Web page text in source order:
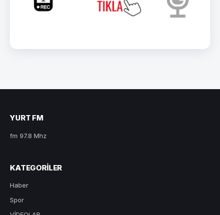
YURT FM
fm 97.8 Mhz
KATEGORILER
Haber
Spor